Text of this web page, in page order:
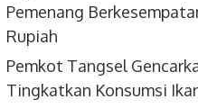
Pemenang
Rupiah
Pemkot Tangsel
Tingkatkan Konsumsi